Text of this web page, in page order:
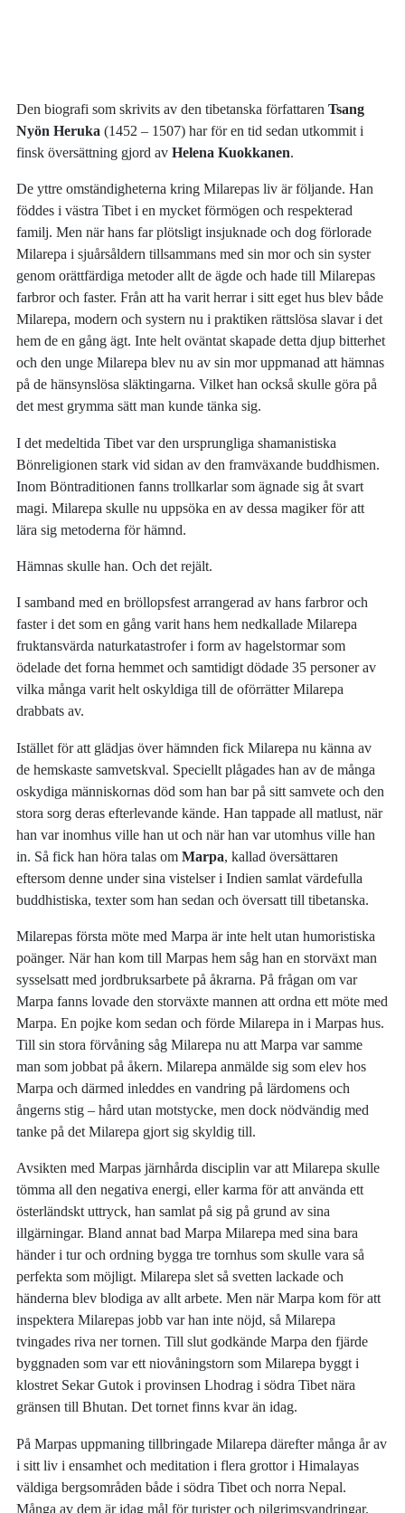
Den biografi som skrivits av den tibetanska författarenTsang
Nyön Heruka (1452 – 1507) har för en tid sedan utkommit i
finsk översättning gjord avHelena Kuokkanen.
De yttre omständigheterna kring Milarepas liv är följande. Han
föddes i västra Tibet i en mycket förmögen och respekterad
familj. Men när hans far plötsligt insjuknade och dog förlorade
Milarepa i sjuårsåldern tillsammans med sin mor och sin syster
genom orättfärdiga metoder allt de ägde och hade till Milarepas
farbror och faster. Från att ha varit herrar i sitt eget hus blev både
Milarepa, modern och systern nu i praktiken rättslösa slavar i det
hem de en gång ägt. Inte helt oväntat skapade detta djup bitterhet
och den unge Milarepa blev nu av sin mor uppmanad att hämnas
på de hänsynslösa släktingarna. Vilket han också skulle göra på
det mest grymma sätt man kunde tänka sig.
I det medeltida Tibet var den ursprungliga shamanistiska
Bönreligionen stark vid sidan av den framväxande buddhismen.
Inom Böntraditionen fanns trollkarlar som ägnade sig åt svart
magi. Milarepa skulle nu uppsöka en av dessa magiker för att
lära sig metoderna för hämnd.
Hämnas skulle han. Och det rejält.
I samband med en bröllopsfest arrangerad av hans farbror och
faster i det som en gång varit hans hem nedkallade Milarepa
fruktansvärda naturkatastrofer i form av hagelstormar som
ödelade det forna hemmet och samtidigt dödade 35 personer av
vilka många varit helt oskyldiga till de oförrätter Milarepa
drabbats av.
Istället för att glädjas över hämnden fick Milarepa nu känna av
de hemskaste samvetskval. Speciellt plågades han av de många
oskydiga människornas död som han bar på sitt samvete och den
stora sorg deras efterlevande kände. Han tappade all matlust, när
han var inomhus ville han ut och när han var utomhus ville han
in. Så fick han höra talas omMarpa, kallad översättaren
eftersom denne under sina vistelser i Indien samlat värdefulla
buddhistiska, texter som han sedan och översatt till tibetanska.
Milarepas första möte med Marpa är inte helt utan humoristiska
poänger. När han kom till Marpas hem såg han en storväxt man
sysselsatt med jordbruksarbete på åkrarna. På frågan om var
Marpa fanns lovade den storväxte mannen att ordna ett möte med
Marpa. En pojke kom sedan och förde Milarepa in i Marpas hus.
Till sin stora förvåning såg Milarepa nu att Marpa var samme
man som jobbat på åkern. Milarepa anmälde sig som elev hos
Marpa och därmed inleddes en vandring på lärdomens och
ångerns stig – hård utan motstycke, men dock nödvändig med
tanke på det Milarepa gjort sig skyldig till.
Avsikten med Marpas järnhårda disciplin var att Milarepa skulle
tömma all den negativa energi, eller karma för att använda ett
österländskt uttryck, han samlat på sig på grund av sina
illgärningar. Bland annat bad Marpa Milarepa med sina bara
händer i tur och ordning bygga tre tornhus som skulle vara så
perfekta som möjligt. Milarepa slet så svetten lackade och
händerna blev blodiga av allt arbete. Men när Marpa kom för att
inspektera Milarepas jobb var han inte nöjd, så Milarepa
tvingades riva ner tornen. Till slut godkände Marpa den fjärde
byggnaden som var ett niovåningstorn som Milarepa byggt i
klostret Sekar Gutok i provinsen Lhodrag i södra Tibet nära
gränsen till Bhutan. Det tornet finns kvar än idag.
På Marpas uppmaning tillbringade Milarepa därefter många år av
i sitt liv i ensamhet och meditation i flera grottor i Himalayas
väldiga bergsområden både i södra Tibet och norra Nepal.
Många av dem är idag mål för turister och pilgrimsvandringar.